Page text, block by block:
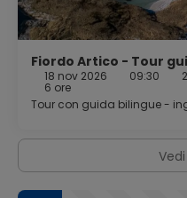
Fiordo Artico - Tour
18 nov 2026 09:30
6 ore
Tour con guida bilingue -